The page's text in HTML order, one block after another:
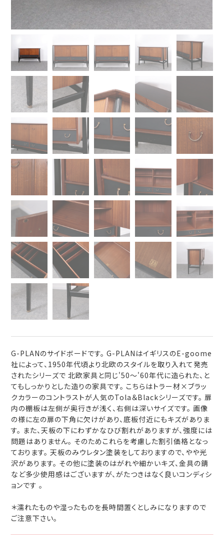
G-PLANのサイドボードです。 G-PLANはイギリスのE-goome
社によって、1950年代頃より北欧のスタイルを取り入れて発売
されたシリーズで 北欧家具と同じ'50～'60年代に造られた、と
てもしっかりとした造りの家具です。 こちらはトラー材×ブラッ
クカラーのコントラストが人気のTola＆Blackシリーズです。 扉
内の棚板は左側が奥行きが浅く、右側は深いサイズです。 画像
の様に左の扉の下角に欠けがあり、底板付近にもキズがありま
す。 また、天板の下にわずかなひび割れがありますが、強度には
問題はありません。 そのためこれらを考慮した割引価格となっ
ております。 天板のみウレタン塗装をしておりますので、やや光
沢があります。 その他に塗装のはがれや細かいキズ、金具の錆
など多少使用感はございますが、がたつきはなく良いコンディシ
ョンです 。
＊濡れたものや湿ったものを長時間置くとしみになりますので
ご注意下さい。